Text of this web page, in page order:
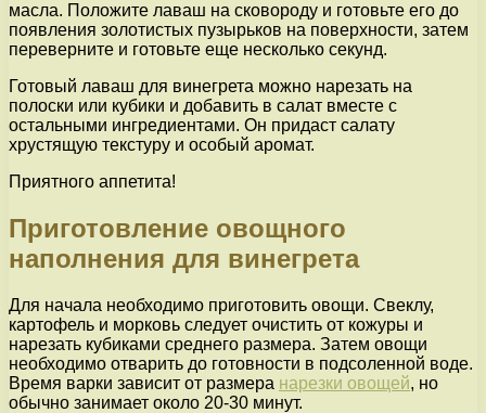
масла. Положите лаваш на сковороду и готовьте его до
появления золотистых пузырьков на поверхности, затем
переверните и готовьте еще несколько секунд.
Готовый лаваш для винегрета можно нарезать на
полоски или кубики и добавить в салат вместе с
остальными ингредиентами. Он придаст салату
хрустящую текстуру и особый аромат.
Приятного аппетита!
Приготовление овощного
наполнения для винегрета
Для начала необходимо приготовить овощи. Свеклу,
картофель и морковь следует очистить от кожуры и
нарезать кубиками среднего размера. Затем овощи
необходимо отварить до готовности в подсоленной воде.
Время варки зависит от размера нарезки овощей, но
обычно занимает около 20-30 минут.